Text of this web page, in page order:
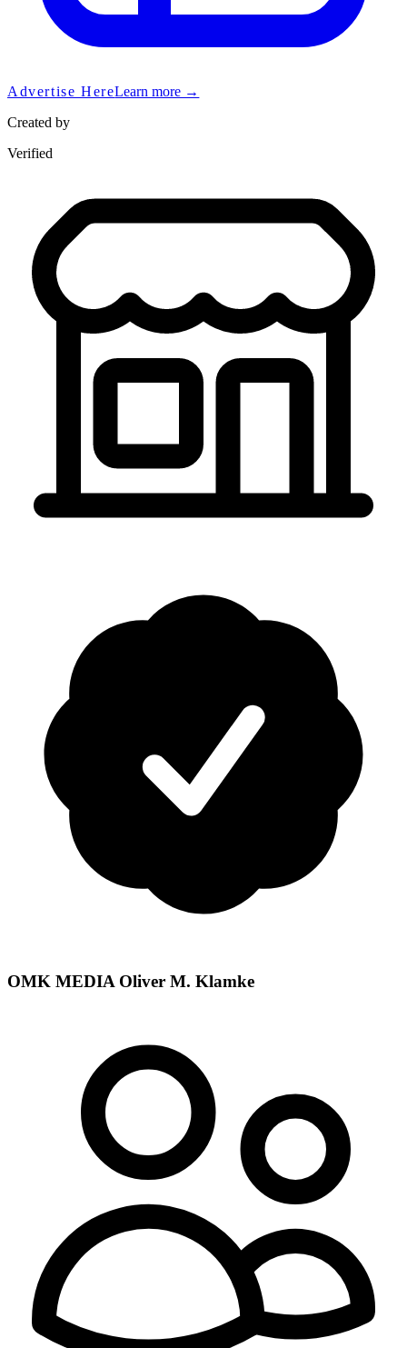
Advertise HereLearn more →
Created by
Verified
OMK MEDIA Oliver M. Klamke